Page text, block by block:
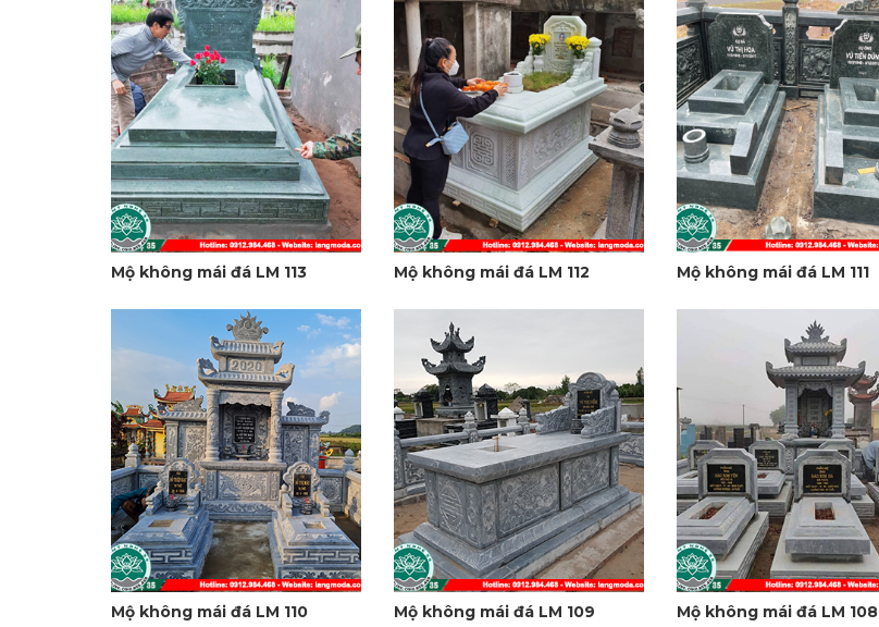
Mộ không mái đá LM 113 Mộ không mái đá LM 112 Mộ không mái đá LM 111
Mộ không mái đá LM 110 Mộ không mái đá LM 109 Mộ không mái đá LM 108